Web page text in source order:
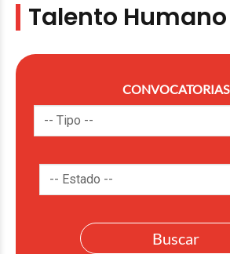
Talento Humano
CONVOCATORIAS